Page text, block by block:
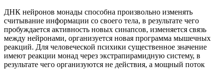
ДНК нейронов монады способна произвольно изменять
считывание информации со своего тела, в результате чего
пробуждается активность новых синапсов, изменяется связь
между нейронами, организуется новая программа мышечных
реакций. Для человеческой психики существенное значение
имеют реакции монад через экстрапирамидную систему, в
результате чего организуются не действия, а мощный поток